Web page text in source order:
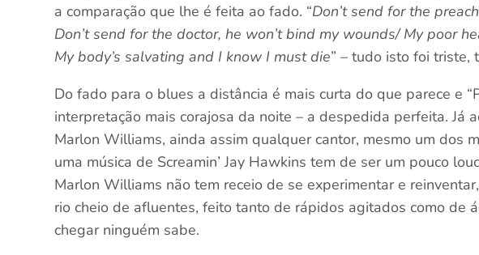
a comparação que lhe é feita ao fado. “Don’t send for the
Don’t send for the doctor, he won’t bind my wounds/ My poor
My body’s salvating and I know I must die” – tudo isto foi triste,
Do fado para o blues a distância é mais curta do que parece e
interpretação mais corajosa da noite – a despedida perfeita. Já
Marlon Williams, ainda assim qualquer cantor, mesmo um dos
uma música de Screamin’ Jay Hawkins tem de ser um pouco
Marlon Williams não tem receio de se experimentar e
rio cheio de afluentes, feito tanto de rápidos agitados como de
chegar ninguém sabe.